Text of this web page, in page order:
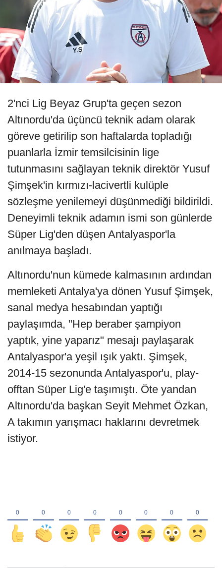
2'nci Lig Beyaz Grup'ta geçen sezon
Altınordu'da üçüncü teknik adam olarak
göreve getirilip son haftalarda topladığı
puanlarla İzmir temsilcisinin lige
tutunmasını sağlayan teknik direktör Yusuf
Şimşek'in kırmızı-lacivertli kulüple
sözleşme yenilemeyi düşünmediği bildirildi.
Deneyimli teknik adamın ismi son günlerde
Süper Lig'den düşen Antalyaspor'la
anılmaya başladı.
Altınordu'nun kümede kalmasının ardından
memleketi Antalya'ya dönen Yusuf Şimşek,
sanal medya hesabından yaptığı
paylaşımda, "Hep beraber şampiyon
yaptık, yine yaparız" mesajı paylaşarak
Antalyaspor'a yeşil ışık yaktı. Şimşek,
2014-15 sezonunda Antalyaspor'u, play-
offtan Süper Lig'e taşımıştı. Öte yandan
Altınordu'da başkan Seyit Mehmet Özkan,
A takımın yarışmacı haklarını devretmek
istiyor.